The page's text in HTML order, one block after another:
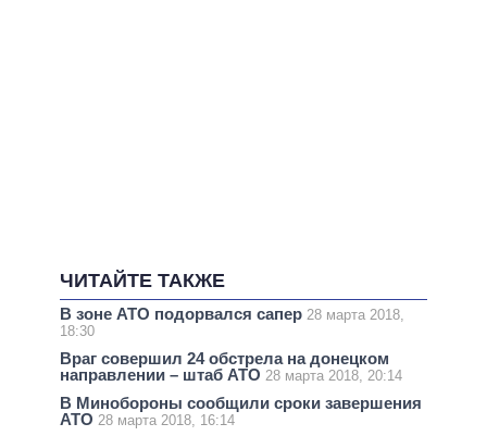
ЧИТАЙТЕ ТАКЖЕ
В зоне АТО подорвался сапер 28 марта 2018,
18:30
Враг совершил 24 обстрела на донецком
направлении – штаб АТО 28 марта 2018, 20:14
В Минобороны сообщили сроки завершения
АТО 28 марта 2018, 16:14